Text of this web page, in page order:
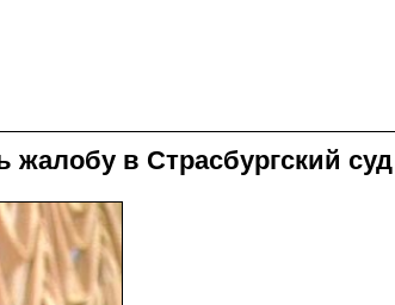
жалобу в Страсбургский суд